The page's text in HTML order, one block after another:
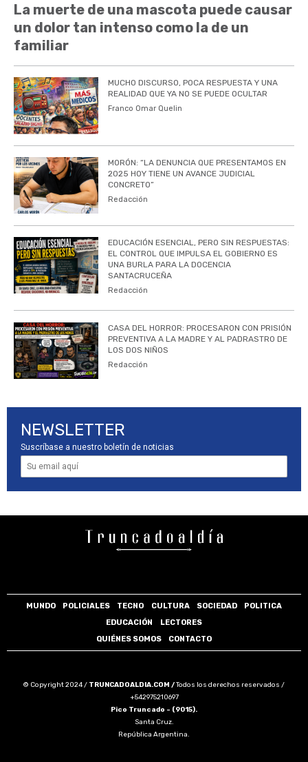
La muerte de una mascota puede causar
un dolor tan intenso como la de un
familiar
MUCHO DISCURSO, POCA RESPUESTA Y UNA
REALIDAD QUE YA NO SE PUEDE OCULTAR
Franco Omar Quelin
MORÓN: “LA DENUNCIA QUE PRESENTAMOS EN
2025 HOY TIENE UN AVANCE JUDICIAL
CONCRETO”
Redacción
EDUCACIÓN ESENCIAL, PERO SIN RESPUESTAS:
EL CONTROL QUE IMPULSA EL GOBIERNO ES
UNA BURLA PARA LA DOCENCIA
SANTACRUCEÑA
Redacción
CASA DEL HORROR: PROCESARON CON PRISIÓN
PREVENTIVA A LA MADRE Y AL PADRASTRO DE
LOS DOS NIÑOS
Redacción
NEWSLETTER
Suscríbase a nuestro boletín de noticias
MUNDO POLICIALES TECNO CULTURA SOCIEDAD
POLITICA
EDUCACIÓN
LECTORES
QUIÉNES SOMOS
CONTACTO
© Copyright 2024 / TRUNCADOALDIA.COM /Todos los derechos reservados /
+542975210697
Pico Truncado - (9015).
Santa Cruz.
República Argentina.